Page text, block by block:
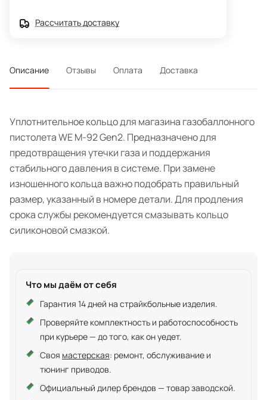
Рассчитать доставку
Описание Отзывы Оплата Доставка
Уплотнительное кольцо для магазина газобаллонного
пистолета WE M-92 Gen2. Предназначено для
предотвращения утечки газа и поддержания
стабильного давления в системе. При замене
изношенного кольца важно подобрать правильный
размер, указанный в номере детали. Для продления
срока службы рекомендуется смазывать кольцо
силиконовой смазкой.
Что мы даём от себя
Гарантия 14 дней на страйкбольные изделия.
Проверяйте комплектность и работоспособность
при курьере — до того, как он уедет.
Своя мастерская: ремонт, обслуживание и
тюнинг приводов.
Официальный дилер брендов — товар заводской.